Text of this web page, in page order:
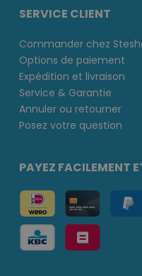
SERVICE CLIENT
Commander chez
Options de paiement
Expédition et livraison
Service & Garantie
Annuler ou retourner
Posez votre question
PAYEZ FACILEMENT